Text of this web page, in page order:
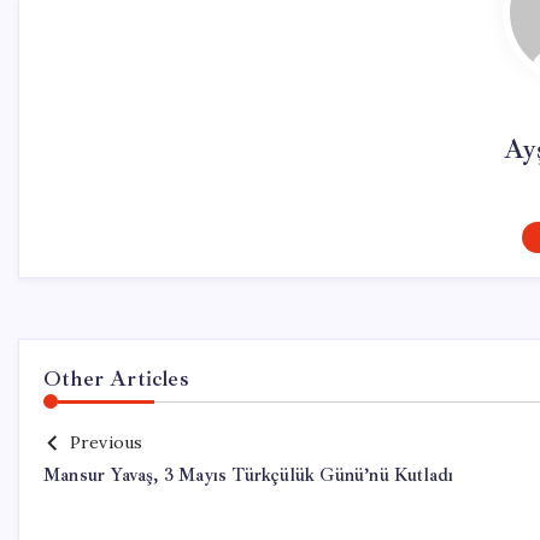
Other Articles
Previous
Mansur Yavaş, 3 Mayıs Türkçülük Günü’nü Kutladı